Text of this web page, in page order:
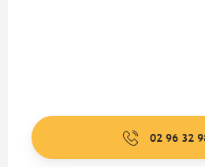
02 96 32